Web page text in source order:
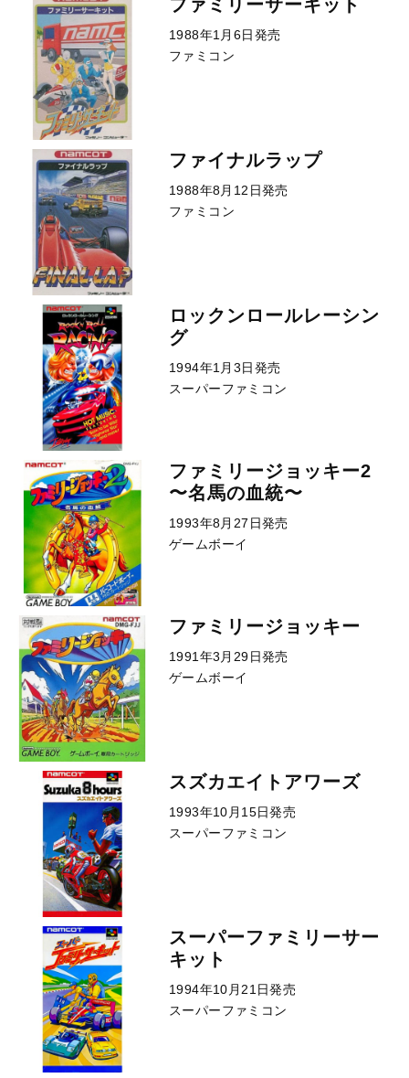
ファミリーサーキット
1988年1月6日発売
ファミコン
ファイナルラップ
1988年8月12日発売
ファミコン
ロックンロールレーシン
グ
1994年1月3日発売
スーパーファミコン
ファミリージョッキー2
〜名馬の血統〜
1993年8月27日発売
ゲームボーイ
ファミリージョッキー
1991年3月29日発売
ゲームボーイ
スズカエイトアワーズ
1993年10月15日発売
スーパーファミコン
スーパーファミリーサー
キット
1994年10月21日発売
スーパーファミコン